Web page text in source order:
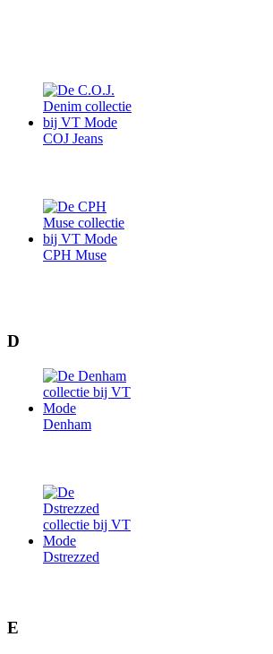
COJ Jeans
CPH Muse
D
Denham
Dstrezzed
E